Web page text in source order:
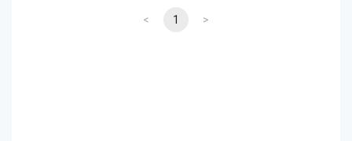
< 1 >